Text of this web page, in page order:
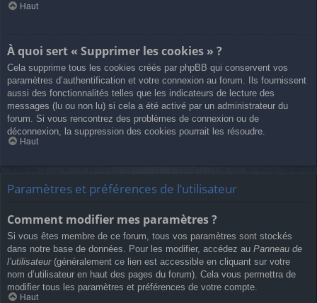
Haut
À quoi sert « Supprimer les cookies » ?
Cela supprime tous les cookies créés par phpBB qui conservent vos
paramètres d’authentification et votre connexion au forum. Ils fournissent
aussi des fonctionnalités telles que les indicateurs de lecture des
messages (lu ou non lu) si cela a été activé par un administrateur du
forum. Si vous rencontrez des problèmes de connexion ou de
déconnexion, la suppression des cookies pourrait les résoudre.
Haut
Paramètres et préférences de l’utilisateur
Comment modifier mes paramètres ?
Si vous êtes membre de ce forum, tous vos paramètres sont stockés
dans notre base de données. Pour les modifier, accédez au Panneau de
l’utilisateur(généralement ce lien est accessible en cliquant sur votre
nom d’utilisateur en haut des pages du forum). Cela vous permettra de
modifier tous les paramètres et préférences de votre compte.
Haut